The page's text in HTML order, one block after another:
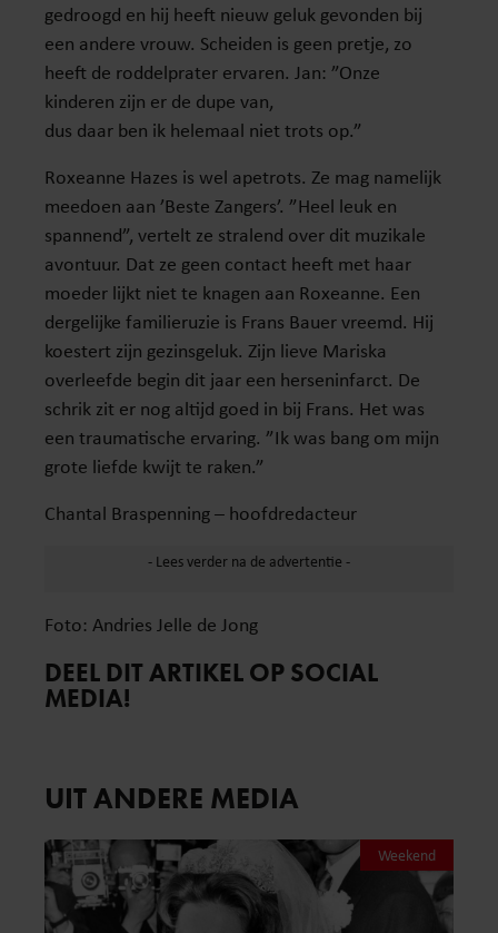
gedroogd en hij heeft nieuw geluk gevonden bij
een andere vrouw. Scheiden is geen pretje, zo
heeft de roddelprater ervaren. Jan: ”Onze
kinderen zijn er de dupe van,
dus daar ben ik helemaal niet trots op.”
Roxeanne Hazes is wel apetrots. Ze mag namelijk
meedoen aan ’Beste Zangers’. ”Heel leuk en
spannend”, vertelt ze stralend over dit muzikale
avontuur. Dat ze geen contact heeft met haar
moeder lijkt niet te knagen aan Roxeanne. Een
dergelijke familieruzie is Frans Bauer vreemd. Hij
koestert zijn gezinsgeluk. Zijn lieve Mariska
overleefde begin dit jaar een herseninfarct. De
schrik zit er nog altijd goed in bij Frans. Het was
een traumatische ervaring. ”Ik was bang om mijn
grote liefde kwijt te raken.”
Chantal Braspenning – hoofdredacteur
Foto: Andries Jelle de Jong
DEEL DIT ARTIKEL OP SOCIAL
MEDIA!
UIT ANDERE MEDIA
Weekend